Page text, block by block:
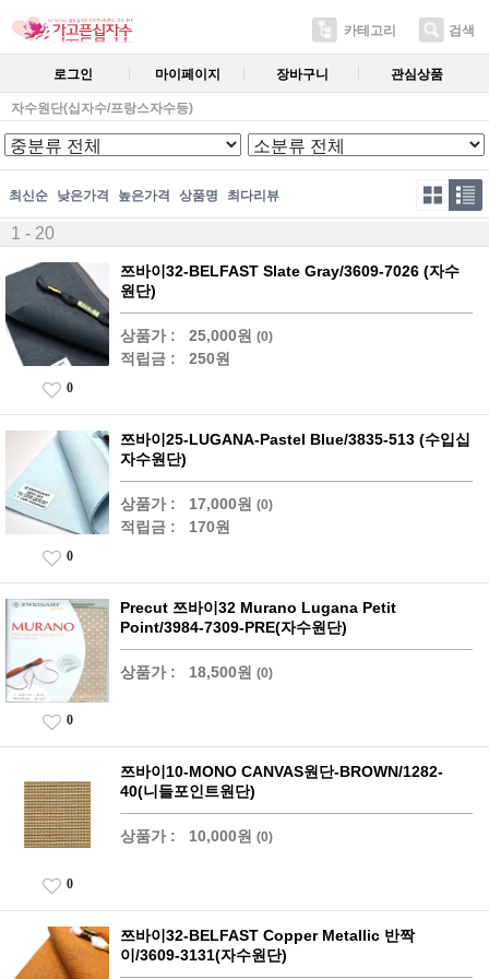
카테고리 검색
로그인 마이페이지 장바구니 관심상품
자수원단(십자수/프랑스자수등)
최신순 낮은가격 높은가격 상품명 최다리뷰
1 - 20
쯔바이32-BELFAST Slate Gray/3609-7026 (자수
원단)
상품가 : 25,000원 (0)
적립금 : 250원
0
쯔바이25-LUGANA-Pastel Blue/3835-513 (수입십
자수원단)
상품가 : 17,000원 (0)
적립금 : 170원
0
Precut 쯔바이32 Murano Lugana Petit
Point/3984-7309-PRE(자수원단)
상품가 : 18,500원 (0)
0
쯔바이10-MONO CANVAS원단-BROWN/1282-
40(니들포인트원단)
상품가 : 10,000원 (0)
0
쯔바이32-BELFAST Copper Metallic 반짝
이/3609-3131(자수원단)